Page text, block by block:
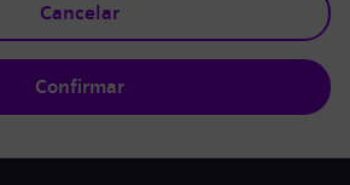
Cancelar
Confirmar